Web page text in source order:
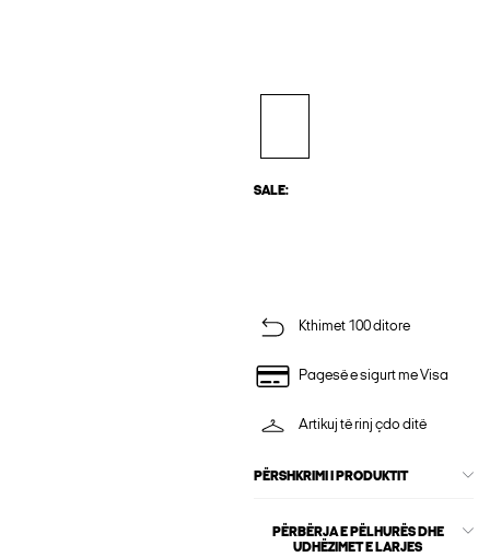
SALE:
Kthimet 100 ditore
Pagesë e sigurt me Visa
Artikuj të rinj çdo ditë
PËRSHKRIMI I PRODUKTIT
PËRBËRJA E PËLHURËS DHE
UDHËZIMET E LARJES